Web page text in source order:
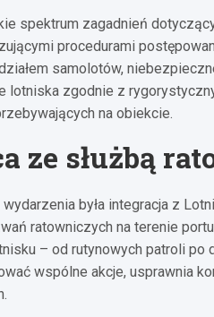
spektrum zagadnień
procedurami
samolotów,
lotniska zgodnie z
na obiekcie.
ze służbą
była integracja z
ratowniczych na terenie
– od rutynowych patroli
wspólne akcje, usprawnia